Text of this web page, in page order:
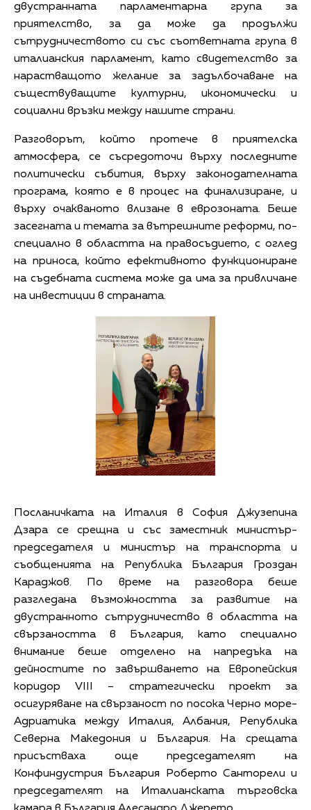
двустранната парламентарна група за
приятелство, за да може да продължи
сътрудничеството си със съответната група в
италианския парламент, като свидетелство за
нарастващото желание за задълбочаване на
съществуващите културни, икономически и
социални връзки между нашите страни.
Разговорът, който протече в приятелска
атмосфера, се съсредоточи върху последните
политически събития, върху законодателната
програма, която е в процес на финализиране, и
върху очакваното влизане в еврозоната. Беше
засегната и темата за вътрешните реформи, по-
специално в областта на правосъдието, с оглед
на приноса, който ефективното функциониране
на съдебната система може да има за привличане
на инвестиции в страната.
Посланичката на Италия в София Джузепина
Дзара се срещна и със заместник министър-
председателя и министър на транспорта и
съобщенията на Република България Гроздан
Караджов. По време на разговора беше
разгледана възможността за развитие на
двустранното сътрудничество в областта на
свързаността в България, като специално
внимание беше отделено на напредъка на
дейностите по завършването на Европейския
коридор VIII – стратегически проект за
осигуряване на свързаност по посока Черно море-
Адриатика между Италия, Албания, Република
Северна Македония и България. На срещата
присъстваха още председателят на
Конфиндустрия България Роберто Санторели и
председателят на Италианската търговска